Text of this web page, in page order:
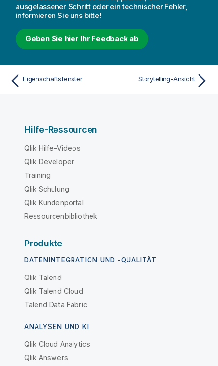
ausgelassener Schritt oder ein technischer Fehler,
informieren Sie uns bitte!
Geben Sie hier Ihr Feedback ab
Eigenschaftsfenster Storytelling-Ansicht
Hilfe-Ressourcen
Qlik Hilfe-Videos
Qlik Developer
Training
Qlik Schulung
Qlik Kundenportal
Ressourcenbibliothek
Produkte
DATENINTEGRATION UND -QUALITÄT
Qlik Talend
Qlik Talend Cloud
Talend Data Fabric
ANALYSEN UND KI
Qlik Cloud Analytics
Qlik Answers